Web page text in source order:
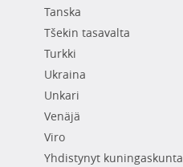
Tanska
Tšekin tasavalta
Turkki
Ukraina
Unkari
Venäjä
Viro
Yhdistynyt kuningaskunta